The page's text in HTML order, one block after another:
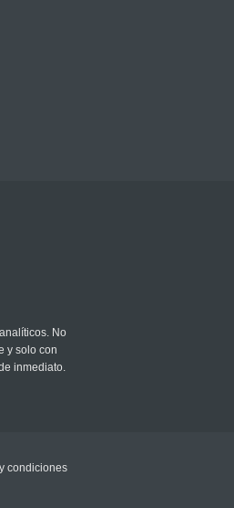
No
y solo con
inmediato.
condiciones